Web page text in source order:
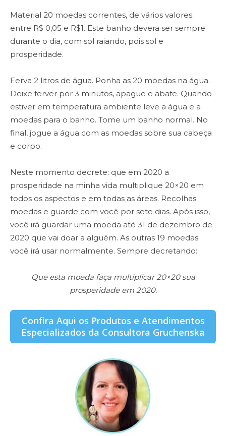
Material 20 moedas correntes, de vários valores:
entre R$ 0,05 e R$1. Este banho devera ser sempre
durante o dia, com sol raiando, pois sol e
prosperidade.
Ferva 2 litros de água. Ponha as 20 moedas na água.
Deixe ferver por 3 minutos, apague e abafe. Quando
estiver em temperatura ambiente leve a água e a
moedas para o banho. Tome um banho normal. No
final, jogue a água com as moedas sobre sua cabeça
e corpo.
Neste momento decrete: que em 2020 a
prosperidade na minha vida multiplique 20×20 em
todos os aspectos e em todas as áreas. Recolhas
moedas e guarde com você por sete dias. Após isso,
você irá guardar uma moeda até 31 de dezembro de
2020 que vai doar a alguém. As outras 19 moedas
você irá usar normalmente. Sempre decretando:
Que esta moeda faça multiplicar 20×20 sua
prosperidade em 2020.
Confira Aqui os Produtos e Atendimentos
Especializados da Consultora Gruchenska